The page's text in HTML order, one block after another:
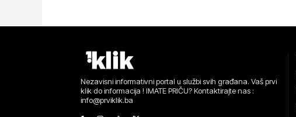
Nezavisni informativni portal u službi svih građana. Vaš prvi
klik do informacija ! IMATE PRIČU? Kontaktirajte nas :
info@prviklik.ba